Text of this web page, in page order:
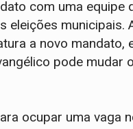
com uma equipe
eleições municipais.
a novo mandato,
pode mudar
ocupar uma vaga